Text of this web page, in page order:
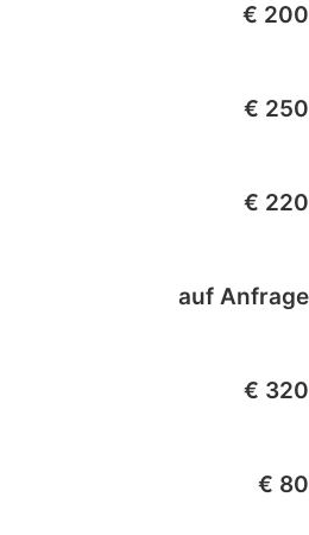
€ 200
€ 250
€ 220
auf Anfrage
€ 320
€ 80